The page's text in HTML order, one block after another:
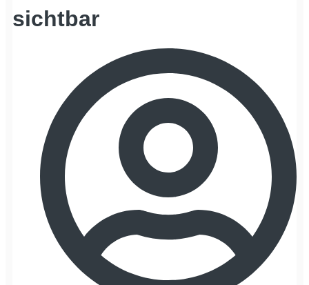
sichtbar